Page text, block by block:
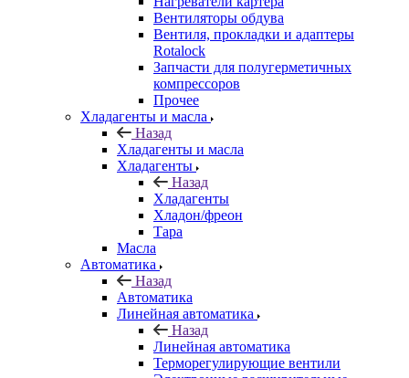
Вентиляторы обдува
Вентиля, прокладки и адаптеры
Rotalock
Запчасти для полугерметичных
компрессоров
Прочее
Хладагенты и масла
Назад
Хладагенты и масла
Хладагенты
Назад
Хладагенты
Хладон/фреон
Тара
Масла
Автоматика
Назад
Автоматика
Линейная автоматика
Назад
Линейная автоматика
Терморегулирующие вентили